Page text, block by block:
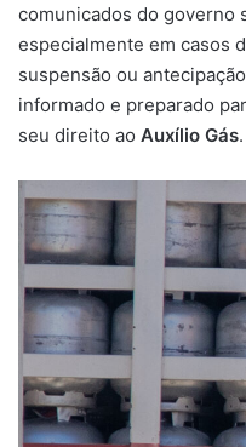
comunicados do governo
especialmente em casos
suspensão ou
informado e preparado
seu direito ao Auxílio Gás.